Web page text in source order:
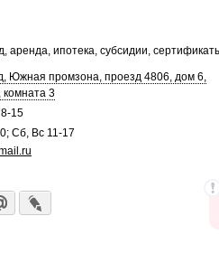
аренда, ипотека, субсидии,
Южная промзона, проезд 4806, дом 6,
3
15
Сб, Вс 11-17